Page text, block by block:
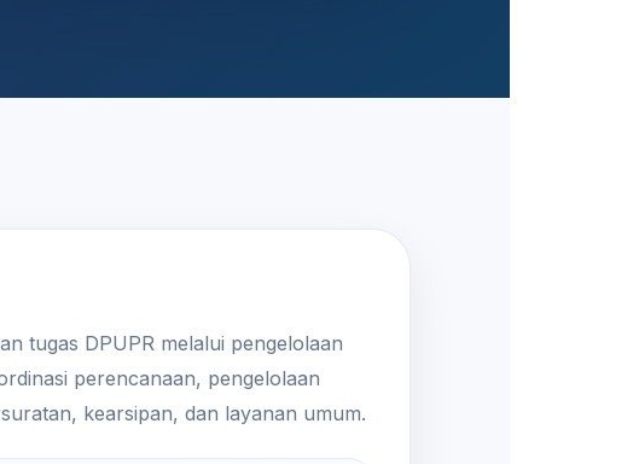
tugas DPUPR melalui pengelolaan
perencanaan, pengelolaan
kearsipan, dan layanan umum.